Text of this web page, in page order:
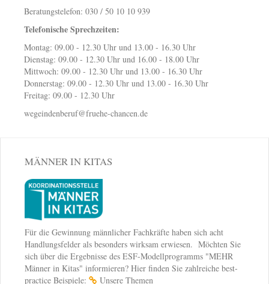
Beratungstelefon: 030 / 50 10 10 939
Telefonische Sprechzeiten:
Montag: 09.00 - 12.30 Uhr und 13.00 - 16.30 Uhr
Dienstag: 09.00 - 12.30 Uhr und 16.00 - 18.00 Uhr
Mittwoch: 09.00 - 12.30 Uhr und 13.00 - 16.30 Uhr
Donnerstag: 09.00 - 12.30 Uhr und 13.00 - 16.30 Uhr
Freitag: 09.00 - 12.30 Uhr
wegeindenberuf@fruehe-chancen.de
MÄNNER IN KITAS
Für die Gewinnung männlicher Fachkräfte haben sich acht
Handlungsfelder als besonders wirksam erwiesen. Möchten Sie
sich über die Ergebnisse des ESF-Modellprogramms "MEHR
Männer in Kitas" informieren? Hier finden Sie zahlreiche best-
practice Beispiele:
Unsere Themen